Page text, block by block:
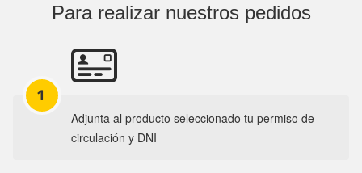
Para realizar nuestros pedidos
1
Adjunta al producto seleccionado tu permiso de
circulación y DNI